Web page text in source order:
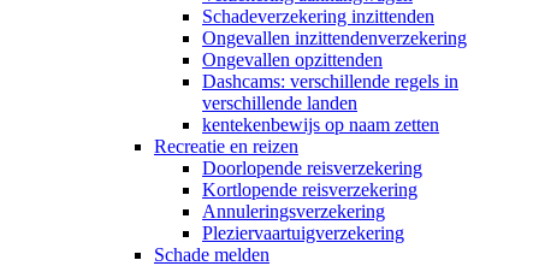
Schadeverzekering inzittenden
Ongevallen inzittendenverzekering
Ongevallen opzittenden
Dashcams: verschillende regels in
verschillende landen
kentekenbewijs op naam zetten
Recreatie en reizen
Doorlopende reisverzekering
Kortlopende reisverzekering
Annuleringsverzekering
Pleziervaartuigverzekering
Schade melden